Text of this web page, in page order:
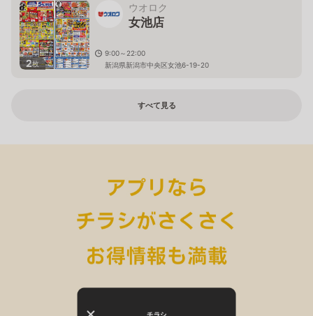
2枚
ウオロク
女池店
9:00～22:00
新潟県新潟市中央区女池6-19-20
すべて見る